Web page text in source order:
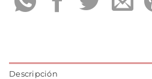
Descripción